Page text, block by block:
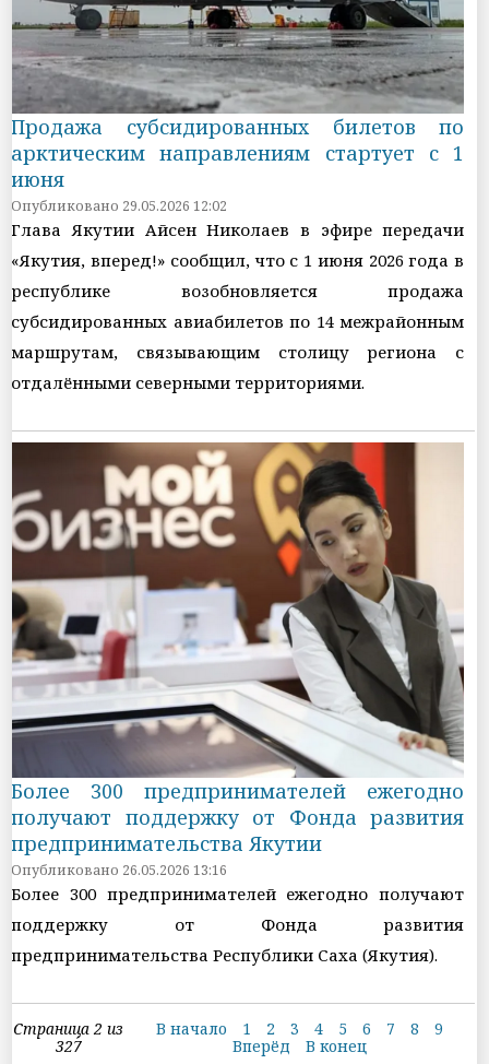
Продажа субсидированных билетов по
арктическим направлениям стартует с 1
июня
Опубликовано 29.05.2026 12:02
Глава Якутии Айсен Николаев в эфире передачи
«Якутия, вперед!» сообщил, что с 1 июня 2026 года в
республике возобновляется продажа
субсидированных авиабилетов по 14 межрайонным
маршрутам, связывающим столицу региона с
отдалёнными северными территориями.
Более 300 предпринимателей ежегодно
получают поддержку от Фонда развития
предпринимательства Якутии
Опубликовано 26.05.2026 13:16
Более 300 предпринимателей ежегодно получают
поддержку от Фонда развития
предпринимательства Республики Саха (Якутия).
Страница 2 из
327
В начало 1 2 3 4 5 6 7 8
9
Вперёд
В конец